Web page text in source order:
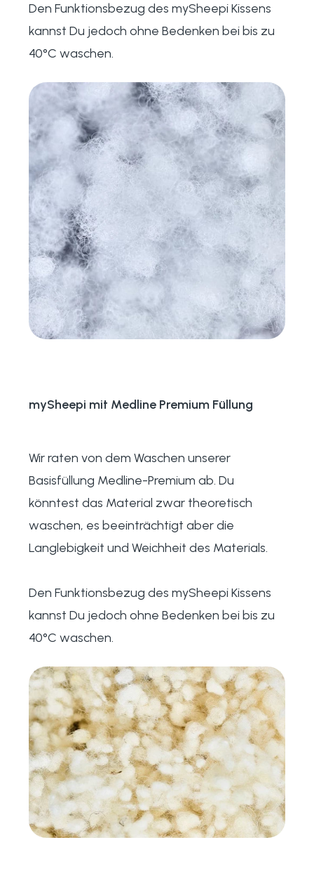
Den Funktionsbezug des mySheepi Kissens
kannst Du jedoch ohne Bedenken bei bis zu
40°C waschen.
mySheepi mit Medline Premium Füllung
Wir raten von dem Waschen unserer
Basisfüllung Medline-Premium ab. Du
könntest das Material zwar theoretisch
waschen, es beeinträchtigt aber die
Langlebigkeit und Weichheit des Materials.
Den Funktionsbezug des mySheepi Kissens
kannst Du jedoch ohne Bedenken bei bis zu
40°C waschen.